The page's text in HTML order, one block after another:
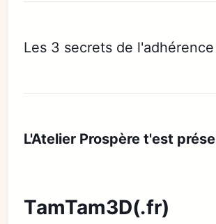
Les 3 secrets de l'adhérence
L'Atelier Prospère t'est
TamTam3D(.fr)